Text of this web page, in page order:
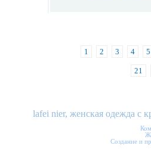
1 2 3 4 5
21
lafei nier, женская одежда с
Создание и